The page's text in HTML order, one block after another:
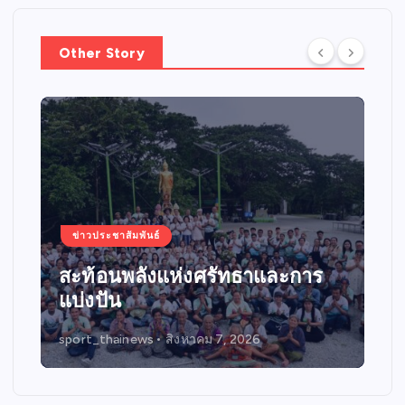
a
t
i
o
n
Other Story
ข่าวประชาสัมพันธ์
เดินหน้าสัญจรกิจกรรมขับขี่
ปลอดภัย “บิด BIKE SMART
RIDER 2026”
sport_thainews สิงหาคม 4, 2026